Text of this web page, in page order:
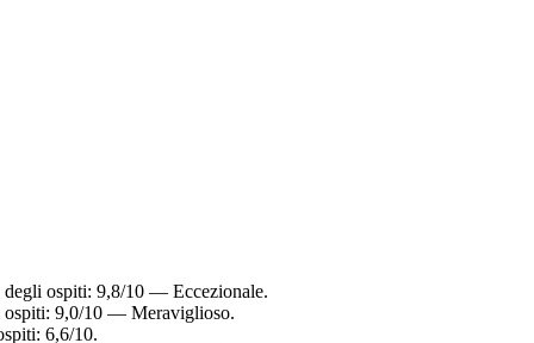
ospiti: 9,8/10 — Eccezionale.
9,0/10 — Meraviglioso.
6,6/10.